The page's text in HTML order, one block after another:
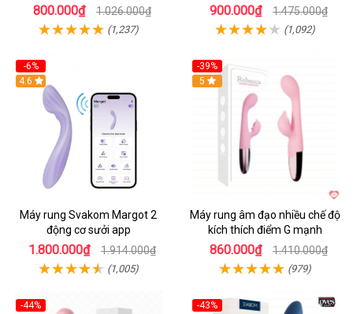
800.000₫ 1.026.000₫
(1,237)
900.000₫ 1.475.000₫
(1,092)
-6%
4.6
Máy rung Svakom Margot 2
động cơ sưởi app
1.800.000₫ 1.914.000₫
(1,005)
-39%
Hot
5
Máy rung âm đạo nhiều chế độ
kích thích điểm G mạnh
860.000₫ 1.410.000₫
(979)
-44%
-43%